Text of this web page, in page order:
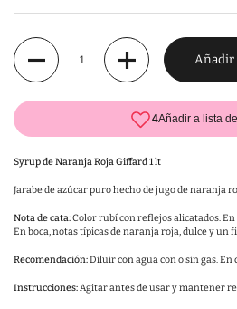
Cantidad
Añadir
Syrup de Naranja Roja Giffard 1 lt
Jarabe de azúcar puro hecho de jugo de naranja
Nota de cata:Color rubí con reflejos alicatados.
En boca, notas típicas de naranja roja, dulce y un
Recomendación:Diluir con agua con o sin gas. En
Instrucciones:Agitar antes de usar y mantener